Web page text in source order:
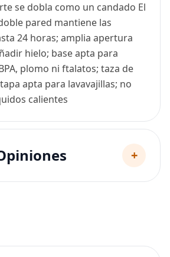
se dobla como un candado El
pared mantiene las
24 horas; amplia apertura
hielo; base apta para
plomo ni ftalatos; taza de
apta para lavavajillas; no
calientes
+